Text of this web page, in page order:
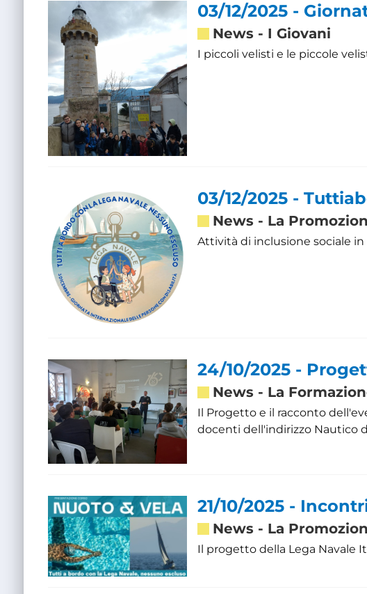
03/12/2025 -
News - I Giovani
I piccoli velisti e le piccole
03/12/2025 -
News - La
Attività di inclusione sociale
24/10/2025 -
News - La
Il Progetto e il racconto
docenti dell'indirizzo Nautico
21/10/2025 -
News - La
Il progetto della Lega Navale